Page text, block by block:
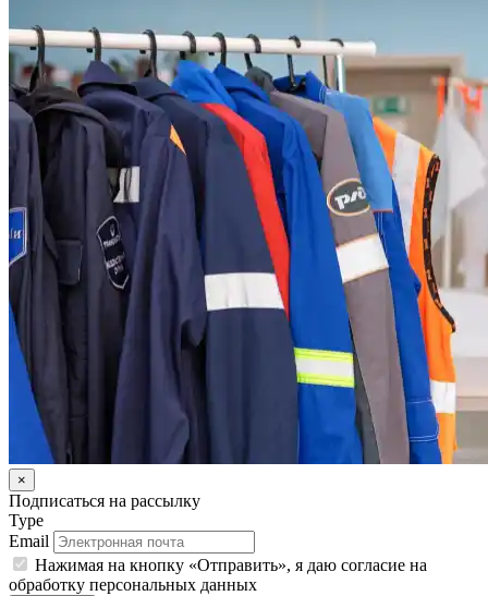
×
Подписаться на рассылку
Type
Email
Нажимая на кнопку «Отправить», я даю согласие на
обработку персональных данных